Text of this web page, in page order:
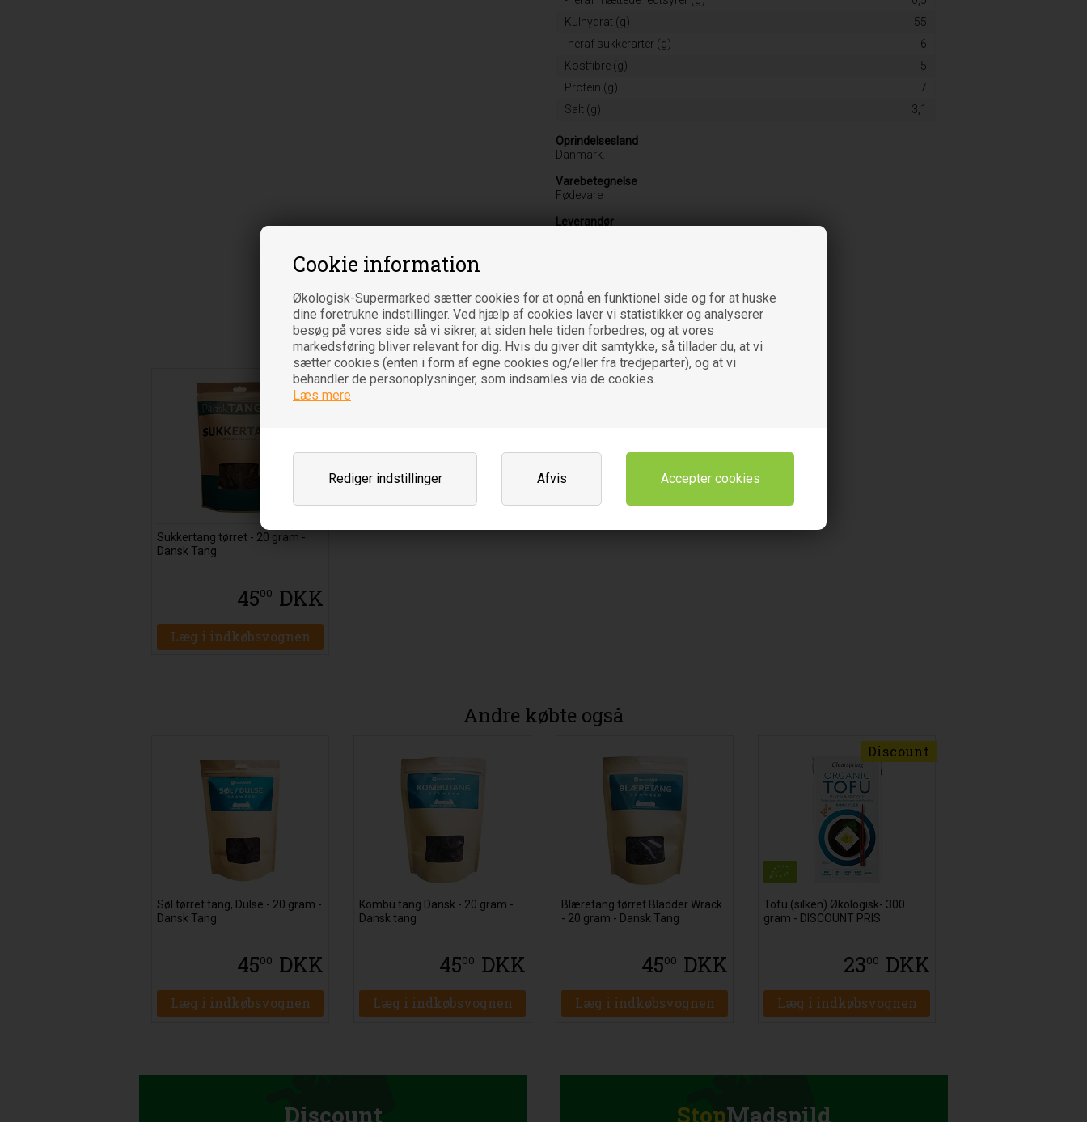
Cookie information
Økologisk-Supermarked sætter cookies for at opnå en funktionel side og for at huske
dine foretrukne indstillinger. Ved hjælp af cookies laver vi statistikker og analyserer
besøg på vores side så vi sikrer, at siden hele tiden forbedres, og at vores
markedsføring bliver relevant for dig. Hvis du giver dit samtykke, så tillader du, at vi
sætter cookies (enten i form af egne cookies og/eller fra tredjeparter), og at vi
behandler de personoplysninger, som indsamles via de cookies.
Læs mere
Rediger indstillinger Afvis
Kulhydrat (g)
55
-heraf sukkerarter (g)
6
Kostfibre (g)
5
Protein (g)
7
Salt (g)
3,1
Oprindelsesland
Danmark.
Varebetegnelse
Fødevare
Leverandør
Relaterede varer
Sukkertang tørret - 20 gram -
Dansk Tang
4500 DKK
Læg i indkøbsvognen
Andre købte også
Søl tørret tang, Dulse - 20 gram -
Dansk Tang
4500 DKK
Læg i indkøbsvognen
Kombu tang Dansk - 20 gram -
Dansk tang
4500 DKK
Læg i indkøbsvognen
Blæretang tørret Bladder Wrack
- 20 gram - Dansk Tang
4500 DKK
Læg i indkøbsvognen
Discount
Tofu (silken) Økologisk- 300
gram - DISCOUNT PRIS
2300 DKK
Læg i indkøbsvognen
Discount StopMadspild